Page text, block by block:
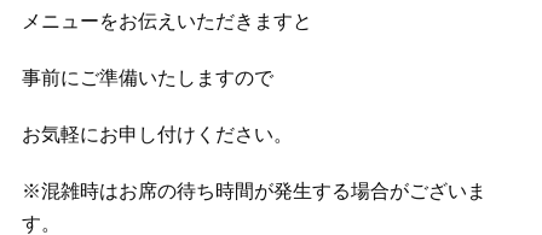
メニューをお伝えいただきますと
事前にご準備いたしますので
お気軽にお申し付けください。
※混雑時はお席の待ち時間が発生する場合がございま
す。